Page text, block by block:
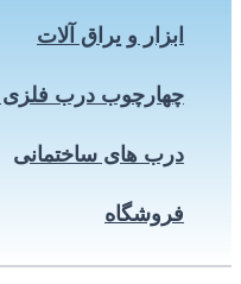
ابزار و یراق آلات
چهارچوب درب
درب های ساختمانی
فروشگاه